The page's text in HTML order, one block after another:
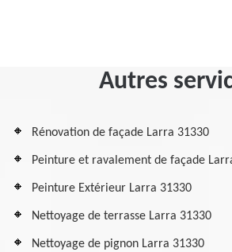
Autres
Rénovation de façade Larra 31330
Peinture et ravalement de façade
Peinture Extérieur Larra 31330
Nettoyage de terrasse Larra 31330
Nettoyage de pignon Larra 31330